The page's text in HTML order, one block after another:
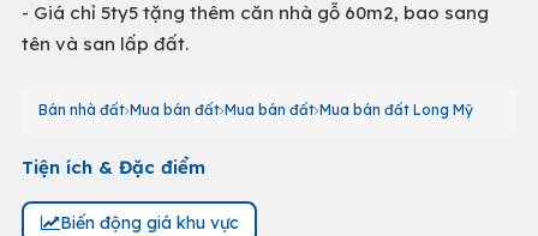
- Giá chỉ 5ty5 tặng thêm căn nhà gỗ 60m2, bao sang
tên và san lấp đất.
Bán nhà đất Mua bán đất Mua bán đất Mua bán đất Long Mỹ
Tiện ích & Đặc điểm
Biến động giá khu vực